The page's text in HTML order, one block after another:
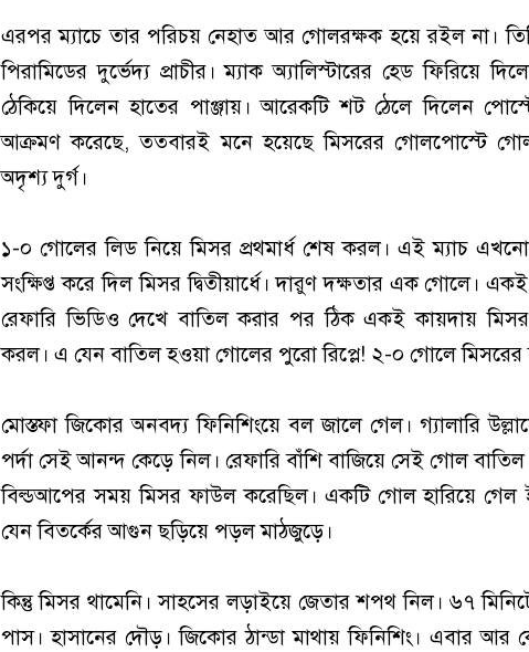
এরপর ম্যাচে তার পরিচয় নেহাত আর গোলরক্ষক হয়ে রইল না।
পিরামিডের দুর্ভেদ্য প্রাচীর। ম্যাক অ্যালিস্টারের হেড ফিরিয়ে
ঠেকিয়ে দিলেন হাতের পাঞ্জায়। আরেকটি শট ঠেলে দিলেন
আক্রমণ করেছে, ততবারই মনে হয়েছে মিসরের গোলপোস্টে
অদৃশ্য দুর্গ।
১-০ গোলের লিড নিয়ে মিসর প্রথমার্ধ শেষ করল। এই ম্যাচ
সংক্ষিপ্ত করে দিল মিসর দ্বিতীয়ার্ধে। দারুণ দক্ষতার এক গোলে।
রেফারি ভিডিও দেখে বাতিল করার পর ঠিক একই কায়দায়
করল। এ যেন বাতিল হওয়া গোলের পুরো রিপ্লে! ২-০ গোলে মিসরের
মোস্তফা জিকোর অনবদ্য ফিনিশিংয়ে বল জালে গেল। গ্যালারি
পর্দা সেই আনন্দ কেড়ে নিল। রেফারি বাঁশি বাজিয়ে সেই গোল
বিল্ডআপের সময় মিসর ফাউল করেছিল। একটি গোল হারিয়ে গেল
যেন বিতর্কের আগুন ছড়িয়ে পড়ল মাঠজুড়ে।
কিন্তু মিসর থামেনি। সাহসের লড়াইয়ে জেতার শপথ নিল। ৬৭
পাস। হাসানের দৌড়। জিকোর ঠান্ডা মাথায় ফিনিশিং। এবার